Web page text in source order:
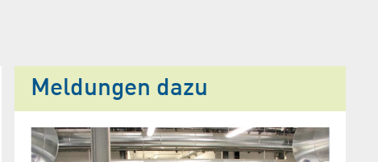
Meldungen dazu